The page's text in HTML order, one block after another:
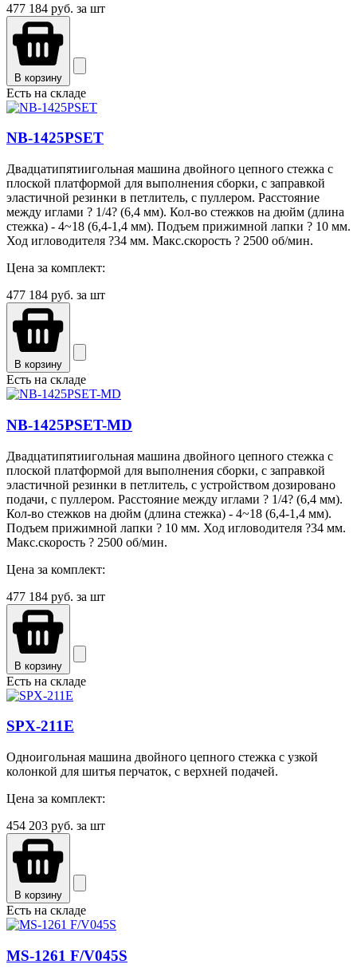
477 184 руб. за шт
В корзину
Есть на складе
NB-1425PSET
Двадцатипятиигольная машина двойного цепного стежка с
плоской платформой для выполнения сборки, с заправкой
эластичной резинки в петлитель, с пуллером. Расстояние
между иглами ? 1/4? (6,4 мм). Кол-во стежков на дюйм (длина
стежка) - 4~18 (6,4-1,4 мм). Подъем прижимной лапки ? 10 мм.
Ход игловодителя ?34 мм. Макс.скорость ? 2500 об/мин.
Цена за комплект:
477 184 руб. за шт
В корзину
Есть на складе
NB-1425PSET-MD
Двадцатипятиигольная машина двойного цепного стежка с
плоской платформой для выполнения сборки, с заправкой
эластичной резинки в петлитель, с устройством дозировано
подачи, с пуллером. Расстояние между иглами ? 1/4? (6,4 мм).
Кол-во стежков на дюйм (длина стежка) - 4~18 (6,4-1,4 мм).
Подъем прижимной лапки ? 10 мм. Ход игловодителя ?34 мм.
Макс.скорость ? 2500 об/мин.
Цена за комплект:
477 184 руб. за шт
В корзину
Есть на складе
SPX-211E
Одноигольная машина двойного цепного стежка с узкой
колонкой для шитья перчаток, с верхней подачей.
Цена за комплект:
454 203 руб. за шт
В корзину
Есть на складе
MS-1261 F/V045S